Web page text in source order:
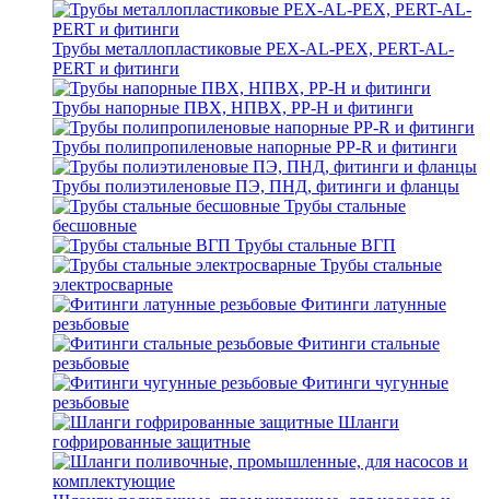
Трубы металлопластиковые PEX-AL-PEX, PERT-AL-
PERT и фитинги
Трубы напорные ПВХ, НПВХ, PP-H и фитинги
Трубы полипропиленовые напорные PP-R и фитинги
Трубы полиэтиленовые ПЭ, ПНД, фитинги и фланцы
Трубы стальные
бесшовные
Трубы стальные ВГП
Трубы стальные
электросварные
Фитинги латунные
резьбовые
Фитинги стальные
резьбовые
Фитинги чугунные
резьбовые
Шланги
гофрированные защитные